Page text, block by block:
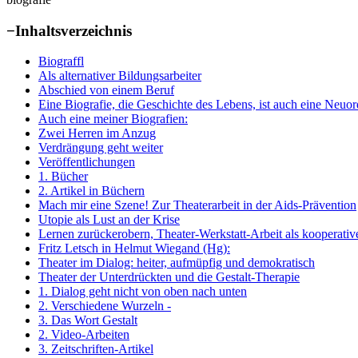
−Inhaltsverzeichnis
Biograffl
Als alternativer Bildungsarbeiter
Abschied von einem Beruf
Eine Biografie, die Geschichte des Lebens, ist auch eine
Auch eine meiner Biografien:
Zwei Herren im Anzug
Verdrängung geht weiter
Veröffentlichungen
1. Bücher
2. Artikel in Büchern
Mach mir eine Szene! Zur Theaterarbeit in der Aids-Prävention
Utopie als Lust an der Krise
Lernen zurückerobern, Theater-Werkstatt-Arbeit als
Fritz Letsch in Helmut Wiegand (Hg):
Theater im Dialog: heiter, aufmüpfig und demokratisch
Theater der Unterdrückten und die Gestalt-Therapie
1. Dialog geht nicht von oben nach unten
2. Verschiedene Wurzeln -
3. Das Wort Gestalt
2. Video-Arbeiten
3. Zeitschriften-Artikel